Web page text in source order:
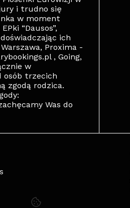
i trudno się
w moment
“Dausos”,
ich
Proxima -
, Going,
w
osób trzecich
zgodą rodzica.
Was do